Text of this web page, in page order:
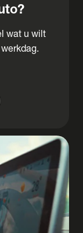
wat u wilt